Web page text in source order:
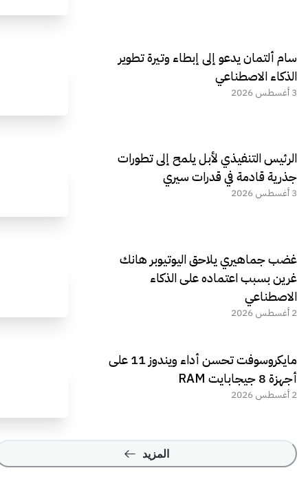
سام ألتمان يدعو إلى إبطاء وتيرة تطوير
الذكاء الاصطناعي
3 أغسطس 2026
الرئيس التنفيذي لأبل يلمح إلى تطورات
جذرية قادمة في قدرات سيري
3 أغسطس 2026
غضب جماهيري يلاحق اليوتيوبر هانك
غرين بسبب اعتماده على الذكاء
الاصطناعي
2 أغسطس 2026
مايكروسوفت تحسن أداء ويندوز 11 على
أجهزة 8 جيجابايت RAM
2 أغسطس 2026
المزيد